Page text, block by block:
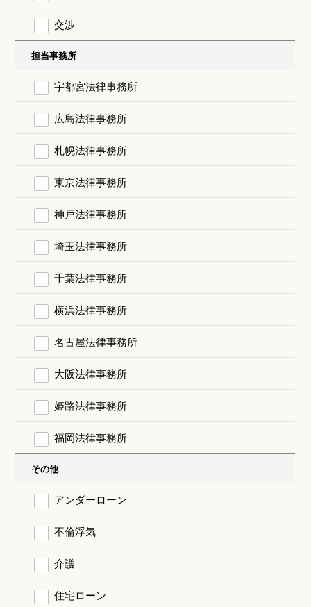
交渉
担当事務所
宇都宮法律事務所
広島法律事務所
札幌法律事務所
東京法律事務所
神戸法律事務所
埼玉法律事務所
千葉法律事務所
横浜法律事務所
名古屋法律事務所
大阪法律事務所
姫路法律事務所
福岡法律事務所
その他
アンダーローン
不倫浮気
介護
住宅ローン